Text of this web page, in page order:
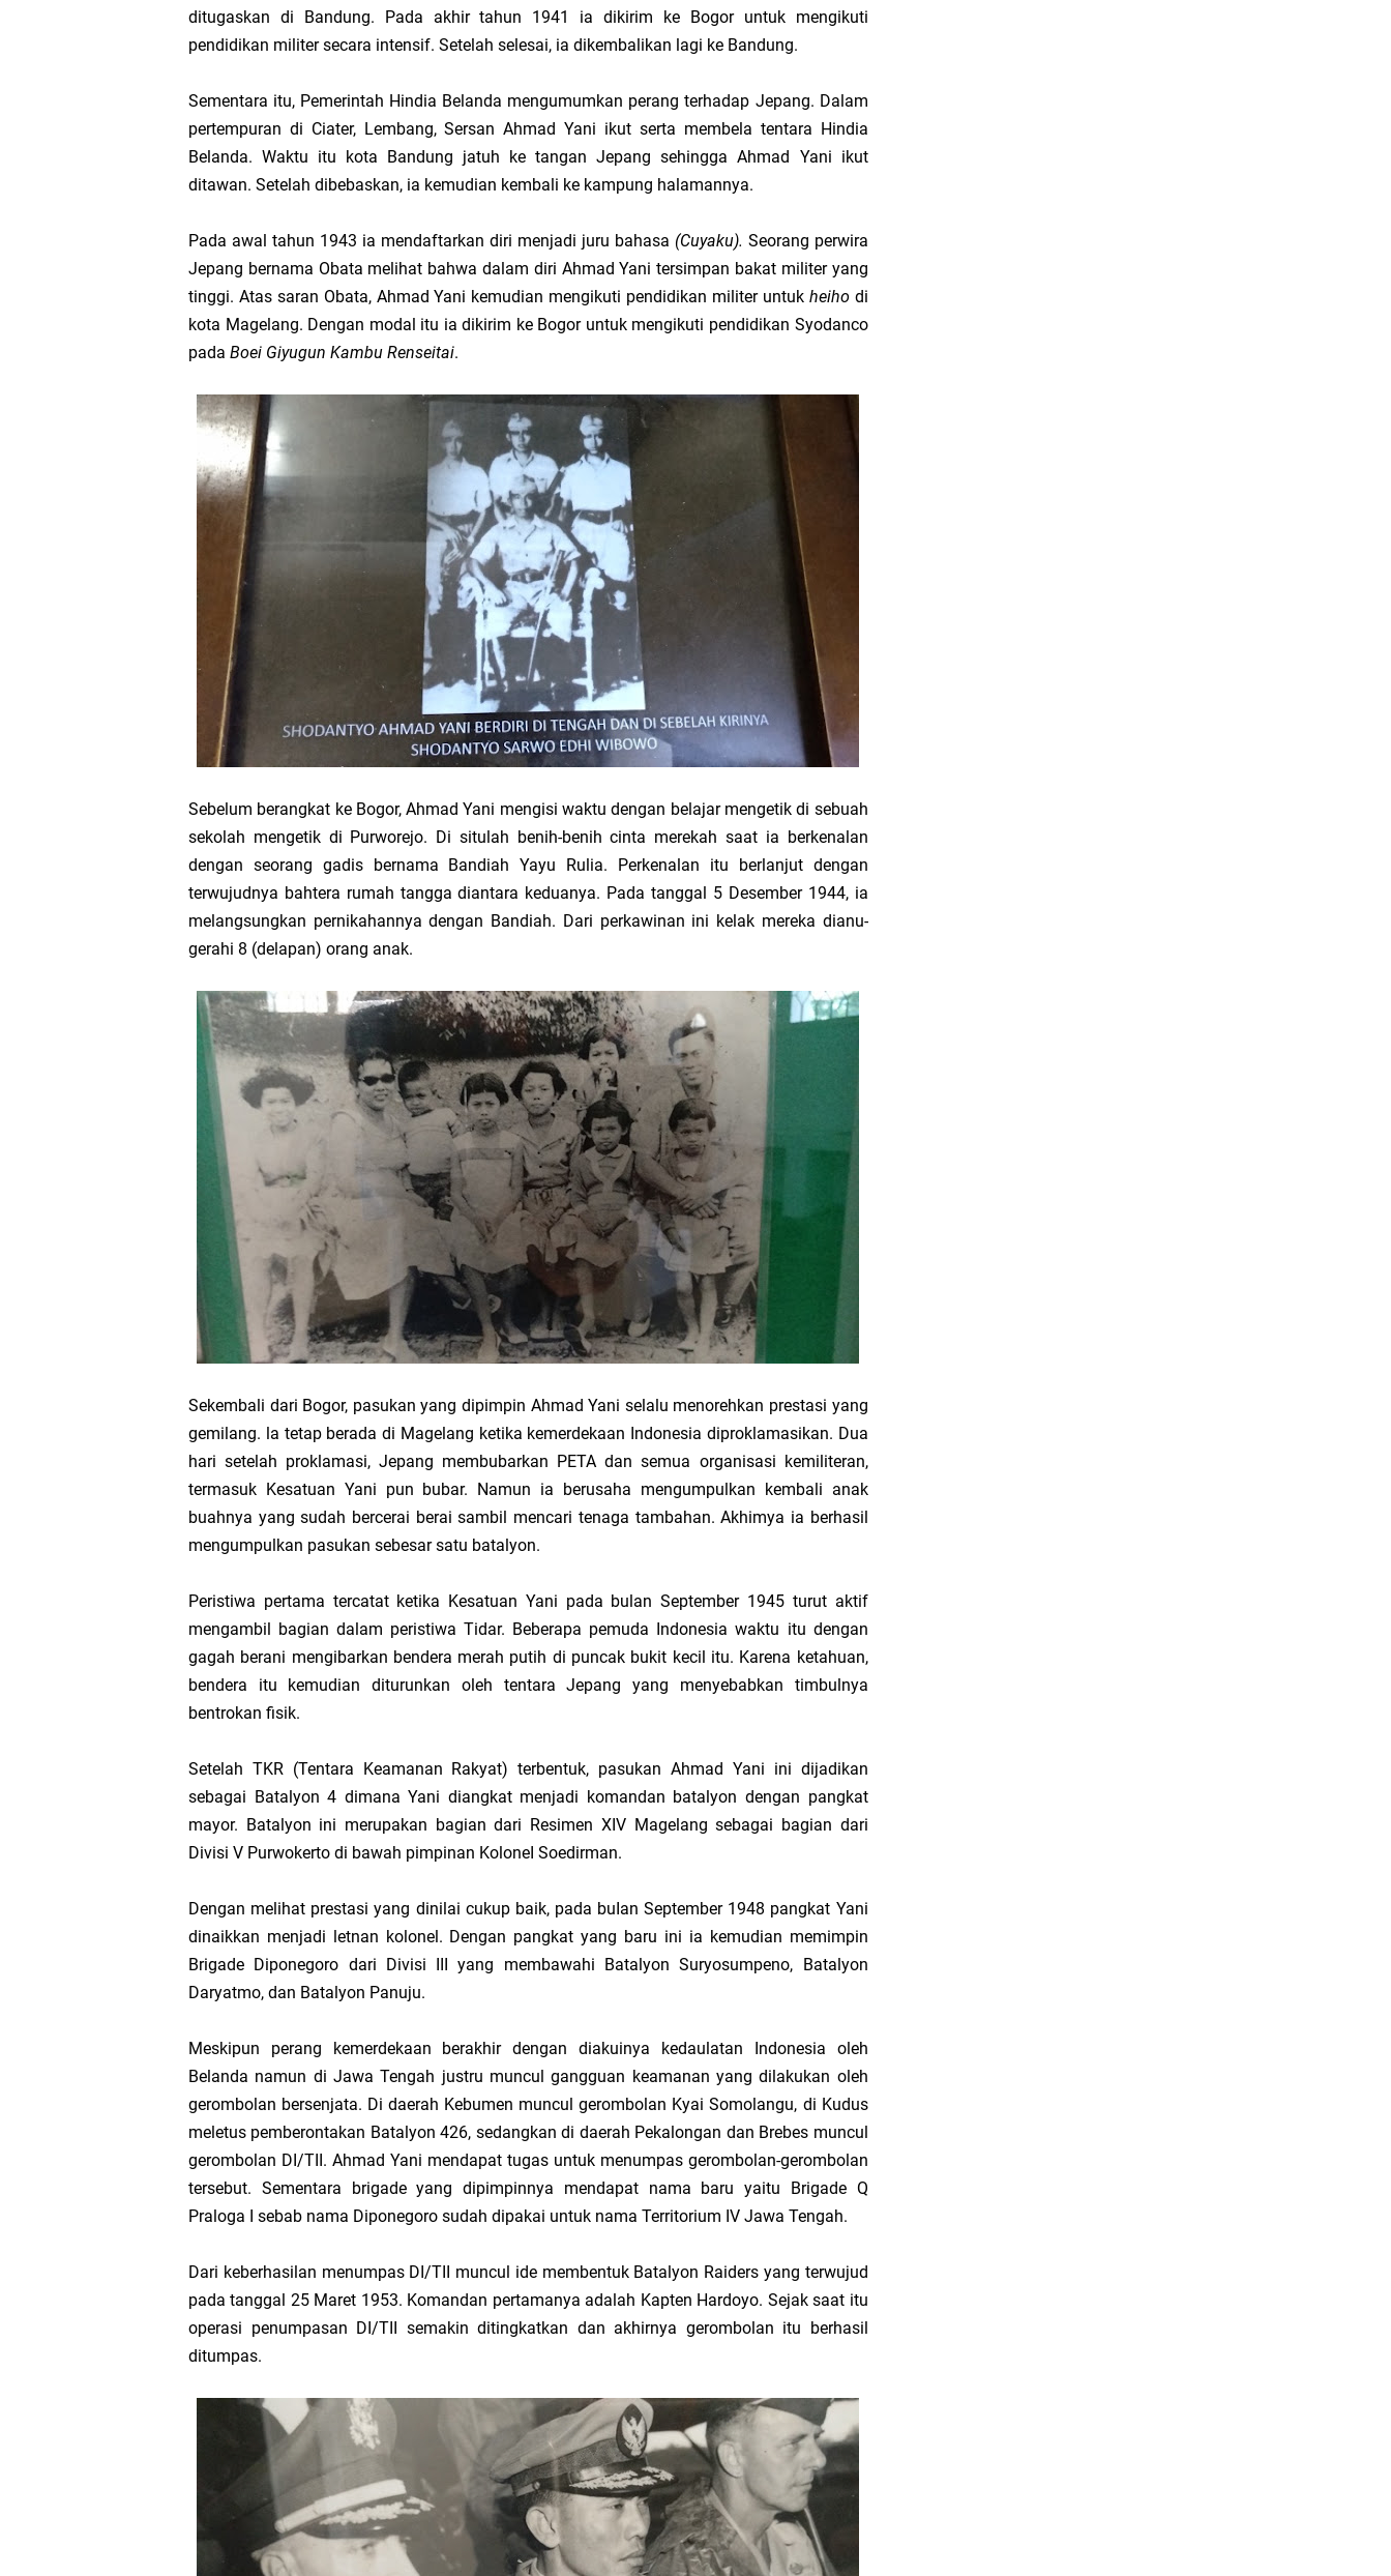
Antara Ibadah Ritual dan Realitas; Ironi Beragama di Indonesia
Mereka yang Meminta Bantuan Tapi Tidak Pernah Berniat Bergerak
Berlebih-lebihan dalam Belajar Tahsin; Antara Kesungguhan dan Penyimpangan Tujuan
Silent Treatment; Cara Membunuh Motivasi Karyawan secara Diam-Diam
Jangan Melempar Penyelesaian Masalah kepada Orang Lain atas Kesalahan yang Kita Buat
ditugas­kan di Bandung. Pada akhir tahun 1941 ia dikirim ke Bogor untuk mengikuti
pendidikan militer secara intensif. Setelah selesai, ia di­kembalikan lagi ke Bandung.
Sementara itu, Pemerintah Hindia Belanda mengumumkan perang ter­hadap Jepang. Dalam
pertempuran di Ciater, Lembang, Sersan Ahmad Yani ikut serta membela tentara Hindia
Belanda. Waktu itu kota Bandung jatuh ke tangan Jepang sehingga Ahmad Yani ikut
ditawan. Setelah dibebaskan, ia kemudian kembali ke kampung halamannya.
Pada awal tahun 1943 ia mendaftarkan diri menjadi juru bahasa (Cuyaku). Seorang perwira
Jepang bernama Obata melihat bahwa dalam diri Ahmad Yani tersimpan bakat militer yang
tinggi. Atas saran Obata, Ahmad Yani kemudian mengikuti pendidikan militer untuk heiho di
kota Magelang. Dengan modal itu ia dikirim ke Bogor untuk mengikuti pendidikan Syodanco
pada Boei Giyugun Kambu Renseitai.
Sebelum berangkat ke Bogor, Ahmad Yani mengisi waktu dengan belajar mengetik di sebuah
sekolah mengetik di Purworejo. Di situlah benih-benih cinta merekah saat ia berkenalan
dengan seorang gadis bernama Bandiah Yayu Rulia. Perkenalan itu berlanjut dengan
terwujudnya bahtera rumah­ tangga diantara keduanya. Pada tanggal 5 Desember 1944, ia
melangsungkan pernikahannya dengan Bandiah. Dari perkawinan ini kelak mereka dianu­
gerahi 8 (delapan) orang anak.
Sekembali dari Bogor, pasukan yang dipimpin Ahmad Yani selalu menorehkan prestasi yang
gemilang. la tetap ber­ada di Magelang ketika kemerdekaan Indonesia diproklamasikan. Dua
hari setelah proklamasi, Jepang membubarkan PETA dan semua organisasi kemi­literan,
termasuk Kesatuan Yani pun bubar. Namun ia berusaha mengumpulkan kembali anak
buahnya yang sudah bercerai berai sambil mencari tenaga tam­bahan. Akhimya ia berhasil
mengumpulkan pasukan sebesar satu batalyon.
Peristiwa pertama tercatat ketika Kesatuan Yani pada bulan Sep­tember 1945 turut aktif
mengambil bagian dalam peristiwa Tidar. Beberapa pemuda Indonesia waktu itu dengan
gagah berani mengibarkan bendera merah putih di puncak bukit kecil itu. Karena ketahuan,
bendera itu kemudian diturunkan oleh tentara Jepang yang menyebabkan timbulnya
bentrokan fisik.
Setelah TKR (Tentara Keamanan Rakyat) terbentuk, pasukan Ahmad Yani ini dijadikan
sebagai Batalyon 4 dimana Yani diangkat menjadi komandan batalyon dengan pangkat
mayor. Batalyon ini merupakan bagian dari Resimen XIV Magelang sebagai bagian dari
Divisi V Purwokerto di bawah pimpinan KoloneI Soedirman.
Dengan melihat prestasi yang dinilai cukup baik, pada buIan September 1948 pangkat Yani
dinaikkan menjadi letnan kolonel. Dengan pangkat yang baru ini ia kemudian memimpin
Brigade Diponegoro dari Divisi III yang membawahi Batalyon Suryosumpeno, Batalyon
Daryatmo, dan Batalyon Panuju.
Meskipun perang kemerdekaan berakhir dengan diakuinya kedaulatan Indonesia oleh
Belanda namun di Jawa Tengah justru muncul gangguan keamanan yang dilakukan oleh
gerombolan bersenjata. Di daerah Kebumen muncul gerombolan Kyai Somolangu, di Kudus
mele­tus pemberontakan Batalyon 426, sedangkan di daerah Pekalongan dan Brebes muncul
gerombol­an DI/TII. Ahmad Yani mendapat tugas untuk menumpas gerombolan-gerombolan
tersebut. Sementara brigade yang dipimpinnya mendapat nama baru yaitu Brigade Q
Praloga I sebab nama Diponegoro sudah dipakai untuk nama Territorium IV Jawa Tengah.
Dari keberhasilan menumpas DI/TII muncul ide membentuk Batalyon Raiders yang terwujud
pada tanggal 25 Maret 1953. Komandan pertamanya adalah Kapten Hardoyo. Sejak saat itu
operasi penumpasan DI/TII semakin ditingkatkan dan akhirnya gerombolan itu berhasil
ditumpas.